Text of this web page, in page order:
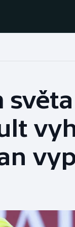
Baseball a softbal
Basketbal
Biatlon